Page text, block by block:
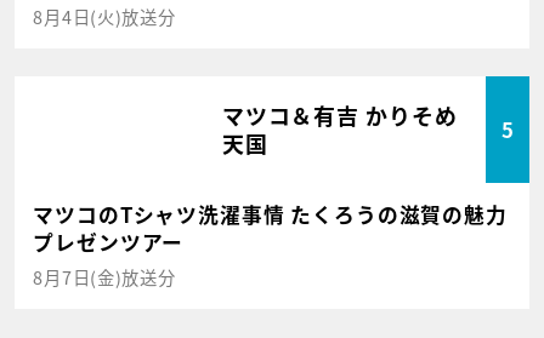
8月4日(火)放送分
マツコ＆有吉 かりそめ
天国
5
マツコのTシャツ洗濯事情 たくろうの滋賀の魅力
プレゼンツアー
8月7日(金)放送分